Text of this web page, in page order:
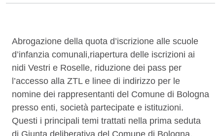
Descrizione
Abrogazione della quota d’iscrizione alle scuole
d’infanzia comunali,riapertura delle iscrizioni ai
nidi Vestri e Roselle, riduzione dei pass per
l’accesso alla ZTL e linee di indirizzo per le
nomine dei rappresentanti del Comune di Bologna
presso enti, società partecipate e istituzioni.
Questi i principali temi trattati nella prima seduta